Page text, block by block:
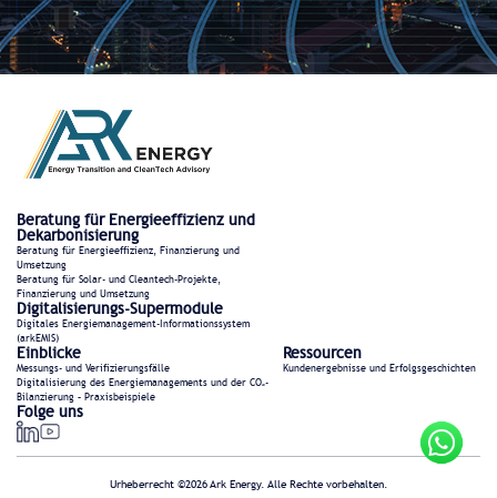
Beratung für Energieeffizienz und
Dekarbonisierung
Beratung für Energieeffizienz, Finanzierung und
Umsetzung
Beratung für Solar- und Cleantech-Projekte,
Finanzierung und Umsetzung
Digitalisierungs-Supermodule
Digitales Energiemanagement-Informationssystem
(arkEMIS)
Einblicke
Messungs- und Verifizierungsfälle
Digitalisierung des Energiemanagements und der CO₂-
Bilanzierung – Praxisbeispiele
Ressourcen
Kundenergebnisse und Erfolgsgeschichten
Folge uns
Urheberrecht ©2026 Ark Energy. Alle Rechte vorbehalten.